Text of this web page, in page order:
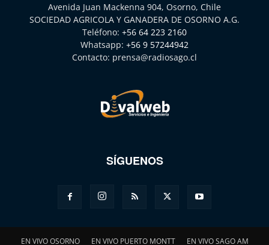
Avenida Juan Mackenna 904, Osorno, Chile
SOCIEDAD AGRICOLA Y GANADERA DE OSORNO A.G.
Teléfono: +56 64 223 2160
Whatsapp: +56 9 57244942
Contacto: prensa@radiosago.cl
SÍGUENOS
EN VIVO OSORNO EN VIVO PUERTO MONTT EN VIVO SAGO AM